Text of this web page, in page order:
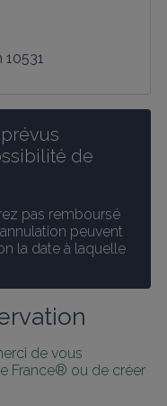
de
pas remboursé
peuvent
la date à laquelle
de vous
France® ou de créer